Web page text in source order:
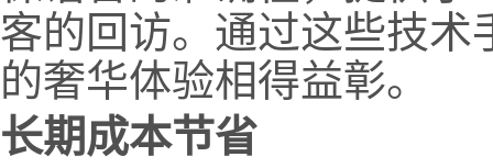
客的回访。通过这些技术
的奢华体验相得益彰。
长期成本节省